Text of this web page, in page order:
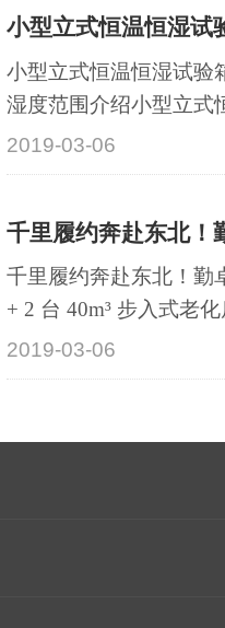
小型立式恒温恒湿试
小型立式恒温恒湿试验
湿度范围介绍小型立式
体积···
2019-03-06
千里履约奔赴东北！
千里履约奔赴东北！勤
+ 2 台 40m³ 步入式老化
2019-03-06